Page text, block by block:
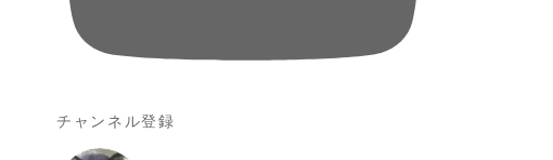
チャンネル登録